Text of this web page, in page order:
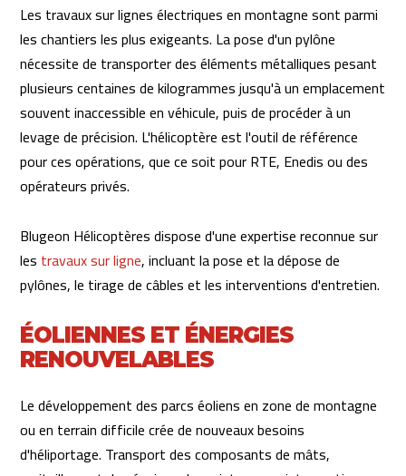
Les travaux sur lignes électriques en montagne sont parmi
les chantiers les plus exigeants. La pose d'un pylône
nécessite de transporter des éléments métalliques pesant
plusieurs centaines de kilogrammes jusqu'à un emplacement
souvent inaccessible en véhicule, puis de procéder à un
levage de précision. L'hélicoptère est l'outil de référence
pour ces opérations, que ce soit pour RTE, Enedis ou des
opérateurs privés.
Blugeon Hélicoptères dispose d'une expertise reconnue sur
les travaux sur ligne, incluant la pose et la dépose de
pylônes, le tirage de câbles et les interventions d'entretien.
ÉOLIENNES ET ÉNERGIES
RENOUVELABLES
Le développement des parcs éoliens en zone de montagne
ou en terrain difficile crée de nouveaux besoins
d'héliportage. Transport des composants de mâts,